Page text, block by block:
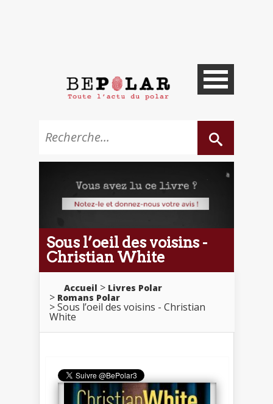
Sous l’oeil des voisins -
Christian White
Accueil
Livres Polar
Romans Polar
Sous l’oeil des voisins - Christian
White